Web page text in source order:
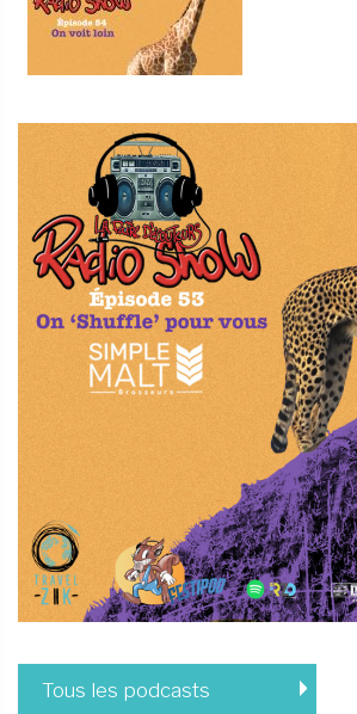
Tous les podcasts